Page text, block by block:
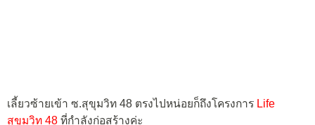
เลี้ยวซ้ายเข้า ซ.สุขุมวิท 48 ตรงไปหน่อยก็ถึงโครงการ Life
สุขุมวิท 48 ที่กำลังก่อสร้างค่ะ